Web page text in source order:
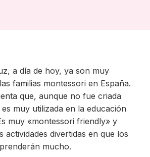
a día de hoy, ya son muy
familias montessori en España.
que, aunque no fue criada
muy utilizada en la educación
muy «montessori friendly» y
actividades divertidas en que los
mucho.